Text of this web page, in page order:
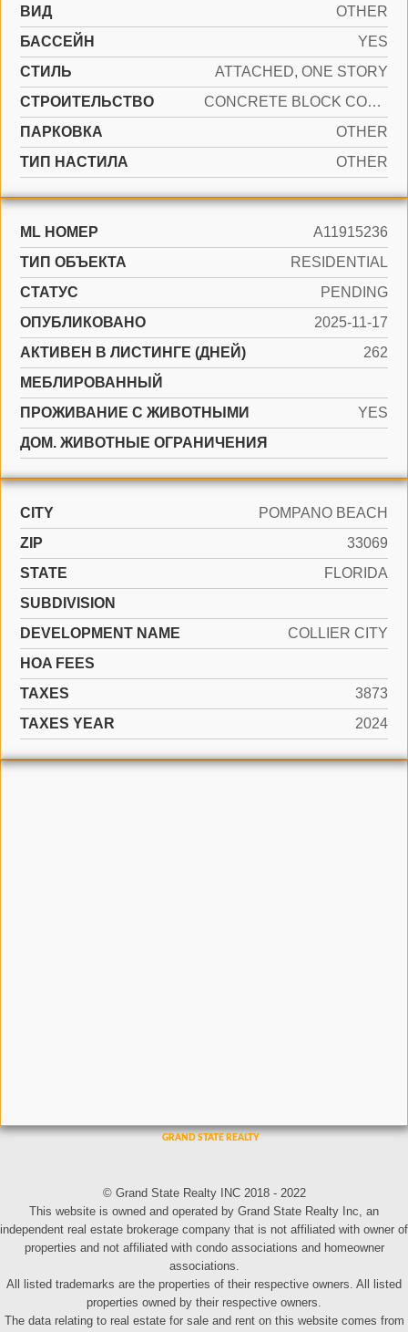
ВИД
OTHER
БАССЕЙН
YES
СТИЛЬ
ATTACHED, ONE STORY
CТРОИТЕЛЬСТВО
CONCRETE BLOCK CONSTRUCTION
ПАРКОВКА
OTHER
ТИП НАСТИЛА
OTHER
ML НОМЕР
A11915236
ТИП ОБЪЕКТА
RESIDENTIAL
СТАТУС
PENDING
ОПУБЛИКОВАНО
2025-11-17
АКТИВЕН В ЛИСТИНГЕ (ДНЕЙ)
262
МЕБЛИРОВАННЫЙ
ПРОЖИВАНИЕ С ЖИВОТНЫМИ
YES
ДОМ. ЖИВОТНЫЕ ОГРАНИЧЕНИЯ
CITY
POMPANO BEACH
ZIP
33069
STATE
FLORIDA
SUBDIVISION
DEVELOPMENT NAME
COLLIER CITY
HOA FEES
TAXES
3873
TAXES YEAR
2024
© Grand State Realty INC 2018 - 2022
This website is owned and operated by Grand State Realty Inc, an
independent real estate brokerage company that is not affiliated with owner of
properties and not affiliated with condo associations and homeowner
associations.
All listed trademarks are the properties of their respective owners. All listed
properties owned by their respective owners.
The data relating to real estate for sale and rent on this website comes from